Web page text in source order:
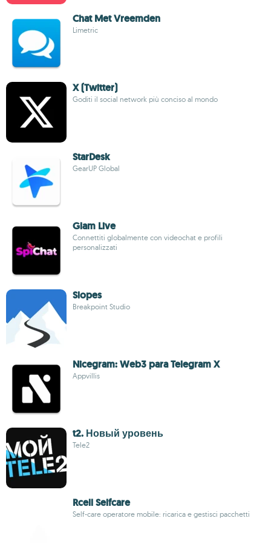
Chat Met Vreemden
Limetric
X (Twitter)
Goditi il social network più conciso al mondo
StarDesk
GearUP Global
Glam Live
Connettiti globalmente con videochat e profili
personalizzati
Slopes
Breakpoint Studio
Nicegram: Web3 para Telegram X
Appvillis
t2. Новый уровень
Tele2
Rcell Selfcare
Self-care operatore mobile: ricarica e gestisci pacchetti